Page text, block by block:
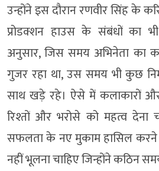
उन्होंने इस दौरान रणवीर सिंह के
प्रोडक्शन हाउस के संबंधों का
अनुसार, जिस समय अभिनेता का
गुजर रहा था, उस समय भी कुछ
साथ खड़े रहे। ऐसे में कलाकारों
रिश्तों और भरोसे को महत्व देना
सफलता के नए मुकाम हासिल करने
नहीं भूलना चाहिए जिन्होंने कठिन